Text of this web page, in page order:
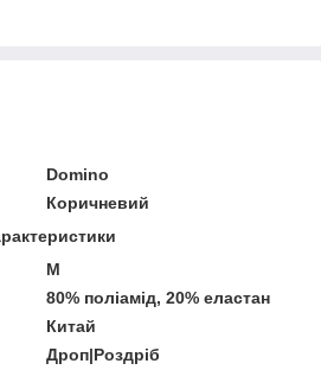
Domino
Коричневий
M
80% поліамід, 20% еластан
Китай
Дроп|Роздріб